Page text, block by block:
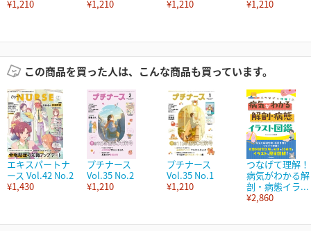
¥1,210
¥1,210
¥1,210
¥1,210
この商品を買った人は、こんな商品も買っています。
エキスパートナ
ース Vol.42 No.2
¥1,430
プチナース
Vol.35 No.2
¥1,210
プチナース
Vol.35 No.1
¥1,210
つなげて理解！
病気がわかる解
剖・病態イラ...
¥2,860